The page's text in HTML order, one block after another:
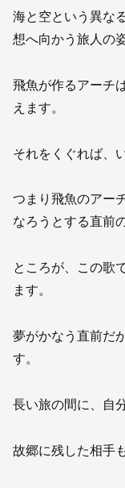
海と空という異な
想へ向かう旅人の
飛魚が作るアーチ
えます。
それをくぐれば、
つまり飛魚のアー
なろうとする直前
ところが、この歌
ます。
夢がかなう直前だ
す。
長い旅の間に、自
故郷に残した相手